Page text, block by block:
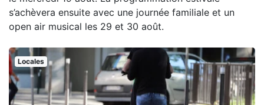
s’achèvera ensuite avec une journée familiale et un
open air musical les 29 et 30 août.
Locales